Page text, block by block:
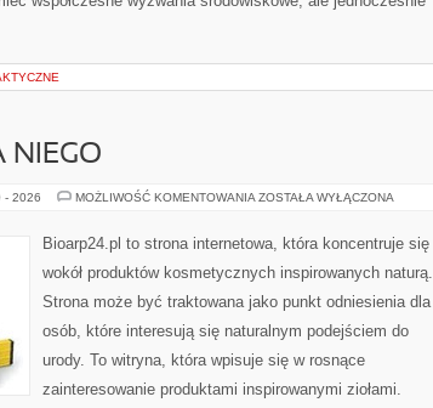
NIEGO
- 2026 MOŻLIWOŚĆ KOMENTOWANIA KOSMETYKI
ZOSTAŁA WYŁĄCZONA
Bioarp24.pl to strona internetowa, która koncentruje się
wokół produktów kosmetycznych inspirowanych naturą.
Strona może być traktowana jako punkt odniesienia dla
osób, które interesują się naturalnym podejściem do
urody. To witryna, która wpisuje się w rosnące
zainteresowanie produktami inspirowanymi ziołami.